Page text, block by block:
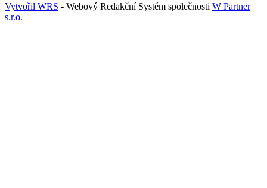
Vytvořil WRS - Webový Redakční Systém společnosti W Partner
s.r.o.